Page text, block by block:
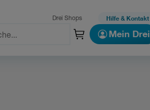
Drei Shops Hilfe & Kontakt
Mein Drei